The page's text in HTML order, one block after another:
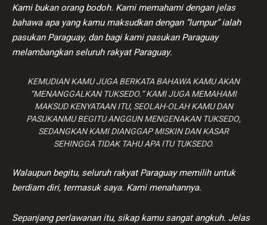
Kami bukan orang bodoh. Kami memahami dengan jelas
bahawa apa yang kamu maksudkan dengan “lumpur” ialah
pasukan Paraguay, dan bagi kami pasukan Paraguay
melambangkan seluruh rakyat Paraguay.
KEMUDIAN KAMU JUGA BERKATA BAHAWA KAMU AKAN
“MENANGGALKAN TUKSEDO.” KAMI JUGA MEMAHAMI
MAKSUD KENYATAAN ITU, SEOLAH-OLAH KAMU DAN
PASUKANMU BEGITU ANGGUN MENGENAKAN TUKSEDO,
SEDANGKAN KAMI DIANGGAP MISKIN DAN KASAR
SEHINGGA TIDAK TAHU APA ITU TUKSEDO.
Walaupun begitu, seluruh rakyat Paraguay memilih untuk
berdiam diri, termasuk saya. Kami menahannya.
Sepanjang perlawanan itu, sikap kamu sangat angkuh. Jelas